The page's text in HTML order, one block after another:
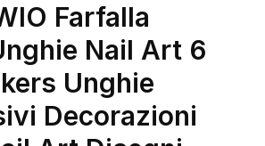
Farfalla
Nail Art 6
Unghie
Decorazioni